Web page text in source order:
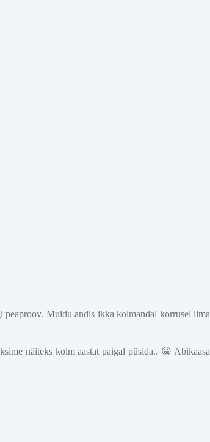
peaproov. Muidu andis ikka kolmandal korrusel ilma
näiteks kolm aastat paigal püsida.. 😀 Abikaasa